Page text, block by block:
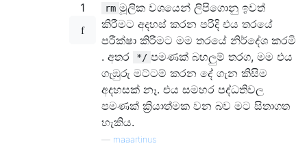
1 rm මූලික වශයෙන් ලිපිගොනු ඉවත්
කිරීමට අදහස් කරන පරිදි එය තරයේ
පරීක්ෂා කිරීමට මම තරයේ නිර්දේශ කරමි
. අතර
*/ පමණක් බහලුම් තරග, මම එය
ගැඹුරු මට්ටම් කරන දේ ගැන කිසිම
අදහසක් නෑ. එය සමහර පද්ධතිවල
පමණක් ක්‍රියාත්මක වන බව මට සිතාගත
හැකිය.
maaartinus